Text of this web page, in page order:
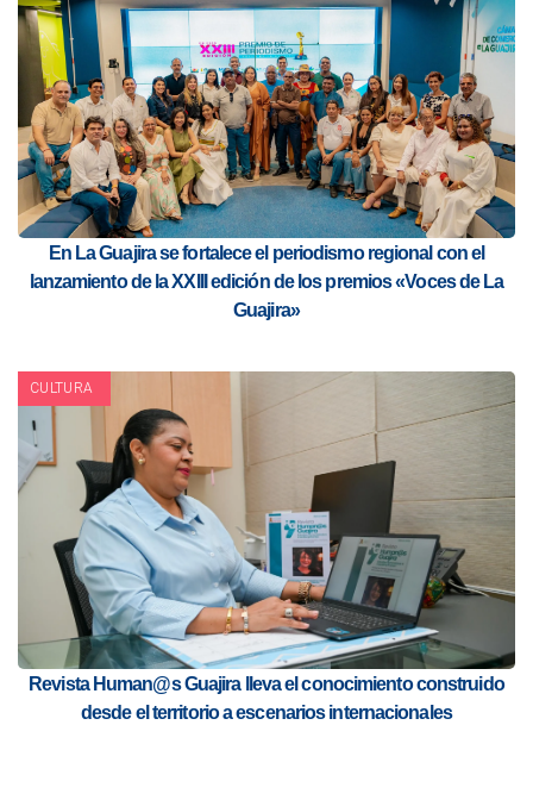
En La Guajira se fortalece el periodismo regional con el
lanzamiento de la XXIII edición de los premios «Voces de La
Guajira»
CULTURA
Revista Human@s Guajira lleva el conocimiento construido
desde el territorio a escenarios internacionales